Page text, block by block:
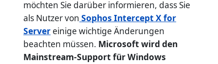
möchten Sie darüber informieren, dass Sie
als Nutzer von Sophos Intercept X for
Server einige wichtige Änderungen
beachten müssen. Microsoft wird den
Mainstream-Support für Windows